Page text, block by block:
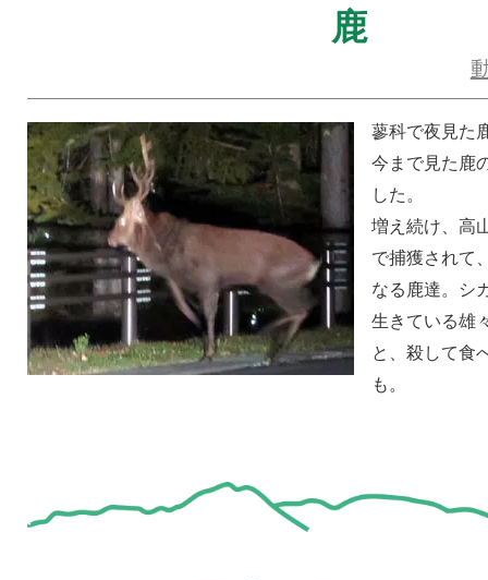
鹿
蓼科で夜見た
今まで見た鹿
した。
増え続け、高
で捕獲されて
なる鹿達。シ
生きている雄
と、殺して食
も。